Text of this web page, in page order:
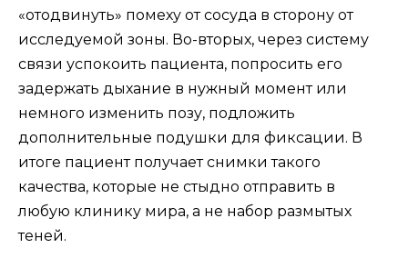
«отодвинуть» помеху от сосуда в сторону от
исследуемой зоны. Во-вторых, через систему
связи успокоить пациента, попросить его
задержать дыхание в нужный момент или
немного изменить позу, подложить
дополнительные подушки для фиксации. В
итоге пациент получает снимки такого
качества, которые не стыдно отправить в
любую клинику мира, а не набор размытых
теней.